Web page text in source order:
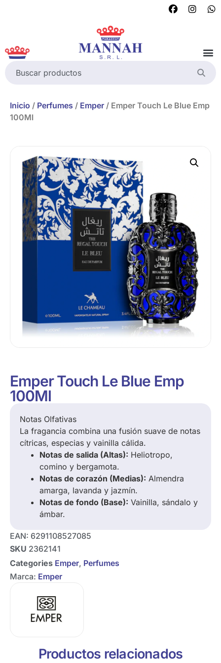
Inicio / Perfumes / Emper / Emper Touch Le Blue Emp
100Ml
Emper Touch Le Blue Emp
100Ml
Notas Olfativas
La fragancia combina una fusión suave de notas
cítricas, especias y vainilla cálida.
Notas de salida (Altas): Heliotropo,
comino y bergamota.
Notas de corazón (Medias): Almendra
amarga, lavanda y jazmín.
Notas de fondo (Base): Vainilla, sándalo y
ámbar.
EAN: 6291108527085
SKU 2362141
Categories Emper, Perfumes
Marca: Emper
Productos relacionados